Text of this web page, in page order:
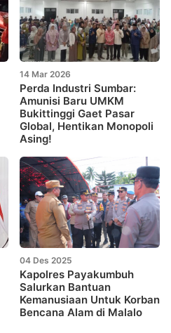
14 Mar 2026
Perda Industri Sumbar:
Amunisi Baru UMKM
Bukittinggi Gaet Pasar
Global, Hentikan Monopoli
Asing!
04 Des 2025
Kapolres Payakumbuh
Salurkan Bantuan
Kemanusiaan Untuk Korban
Bencana Alam di Malalo